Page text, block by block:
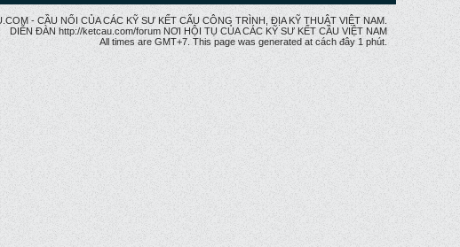
- CẦU NỐI CỦA CÁC KỸ SƯ KẾT CẤU CÔNG TRÌNH, ĐỊA KỸ THUẬT VIỆT NAM.
DIỄN ĐÀN http://ketcau.com/forum NƠI HỘI TỤ CỦA CÁC KỸ SƯ KẾT CÂU VIỆT NAM
All times are GMT+7. This page was generated at cách đây 1 phút.